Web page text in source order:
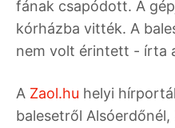
fának csapódott. A
kórházba vitték. A
nem volt érintett - írta
A Zaol.hu helyi
balesetről